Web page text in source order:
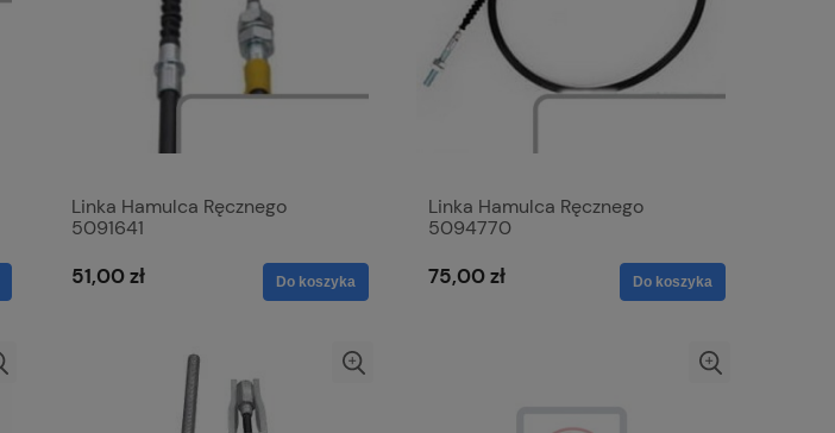
Linka Hamulca Ręcznego
5091641
51,00 zł Do koszyka
Linka Hamulca Ręcznego
5094770
75,00 zł Do koszyka